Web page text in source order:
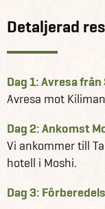
Vandring genom
ökad chans att
Allt ingår –tält,
Vi sover i tält
mitt i vildmarken.
och dramatiska
Detaljerad
Dag 1: Avresa
Avresa mot
Dag 2: Ankomst
Vi ankommer till
hotell i Moshi.
Dag 3: